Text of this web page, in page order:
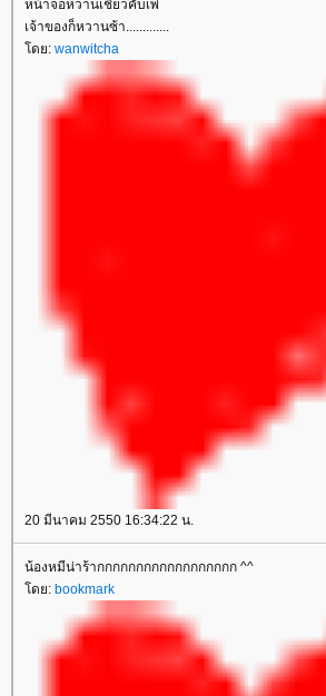
หน้าจอหวานเชียวคับเพ่
เจ้าของก็หวานซ้า.............
ดย: wanwitcha
20 มีนาคม 2550 16:34:22 น.
น้องหมีน่าร้ากกกกกกกกกกกกกกกกกก ^^
ดย: bookmark